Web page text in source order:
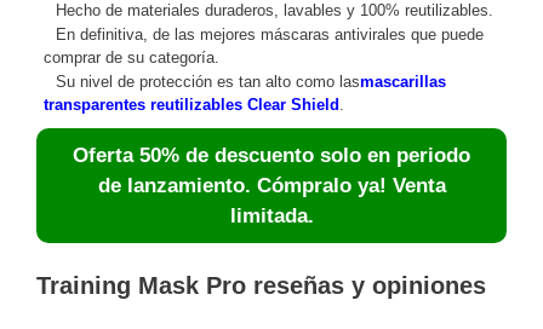
Hecho de materiales duraderos, lavables y 100% reutilizables.
En definitiva, de las mejores máscaras antivirales que puede
comprar de su categoría.
Su nivel de protección es tan alto como lasmascarillas
transparentes reutilizables Clear Shield .
Oferta 50% de descuento solo en periodo
de lanzamiento. Cómpralo ya! Venta
limitada.
Training Mask Pro reseñas y opiniones